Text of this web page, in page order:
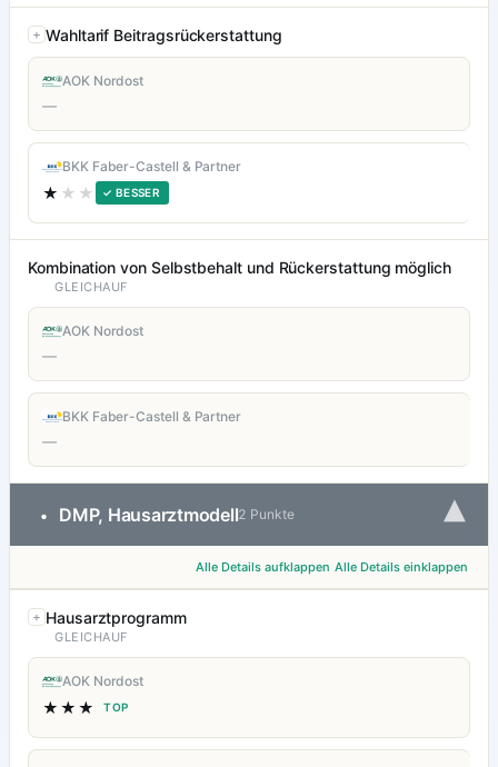
Wahltarif Beitragsrückerstattung
AOK Nordost
—
BKK Faber-Castell & Partner
★ ★★ ✓ BESSER
Kombination von Selbstbehalt und Rückerstattung möglich
GLEICHAUF
AOK Nordost
—
BKK Faber-Castell & Partner
—
• DMP, Hausarztmodell2 Punkte ▾
Alle Details aufklappen Alle Details einklappen
Hausarztprogramm
GLEICHAUF
AOK Nordost
★★★ TOP